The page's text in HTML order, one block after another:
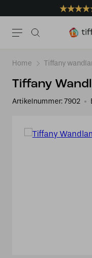
Home Tiffany
Tiffany
Artikelnummer: 7902